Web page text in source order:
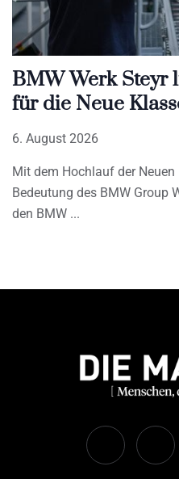
BMW Werk Steyr
für die Neue
6. August 2026
Mit dem Hochlauf der
Bedeutung des BMW Group
den BMW